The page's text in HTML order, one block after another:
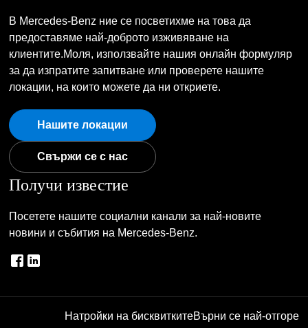
В Mercedes-Benz ние се посветихме на това да
предоставяме най-доброто изживяване на
клиентите.Моля, използвайте нашия онлайн формуляр
за да изпратите запитване или проверете нашите
локации, на които можете да ни откриете.
Нашите локации
Свържи се с нас
Получи известие
Посетете нашите социални канали за най-новите
новини и събития на Mercedes-Benz.
Натройки на бисквиткитеВърни се най-отгоре